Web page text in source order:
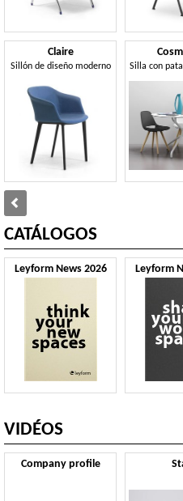
Claire
Sillón de diseño moderno Silla con
CATÁLOGOS
Leyform News 2026 Leyform
VIDÉOS
Company profile